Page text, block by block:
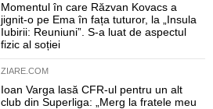
Momentul în care Răzvan Kovacs a
jignit-o pe Ema în fața tuturor, la „Insula
Iubirii: Reuniuni”. S-a luat de aspectul
fizic al soției
ZIARE.COM
Ioan Varga lasă CFR-ul pentru un alt
club din Superliga: „Merg la fratele meu